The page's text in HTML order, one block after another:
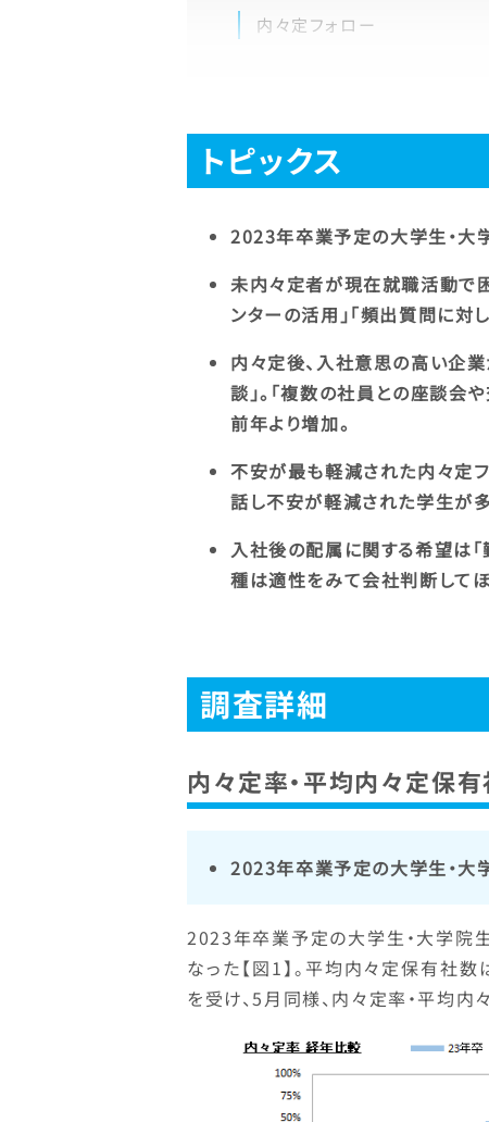
内々定フォロー
トピックス
2023年卒業予定の大学生・
未内々定者が現在就職活動で困
ンターの活用」「頻出質問に対
内々定後、入社意思の高い企
談」。「複数の社員との座談会
前年より増加。
不安が最も軽減された内々定フ
話し不安が軽減された学生が多
入社後の配属に関する希望は「
種は適性をみて会社判断してほ
調査詳細
内々定率・平均内々定保
2023年卒業予定の大学生・
2023年卒業予定の大学生・大学院
なった【図1】。平均内々定保有社
を受け、5月同様、内々定率・平均内